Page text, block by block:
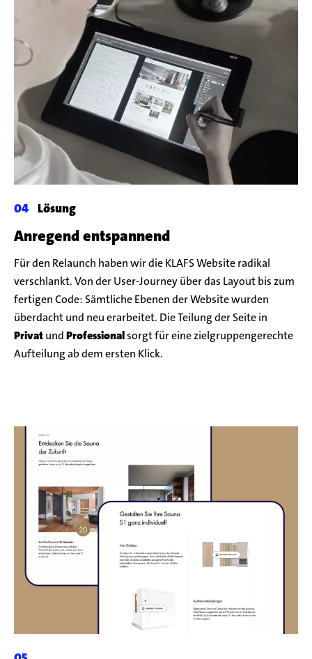
Lösung
Anregend entspannend
Für den Relaunch haben wir die KLAFS Website radikal
verschlankt. Von der User-Journey über das Layout bis zum
fertigen Code: Sämtliche Ebenen der Website wurden
überdacht und neu erarbeitet. Die Teilung der Seite in
PrivatundProfessionalsorgt für eine zielgruppengerechte
Aufteilung ab dem ersten Klick.